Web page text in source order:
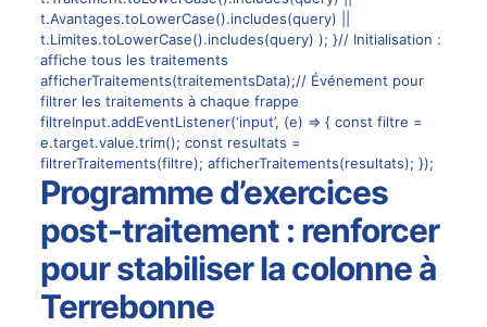
t.Avantages.toLowerCase().includes(query) ||
t.Limites.toLowerCase().includes(query) ); }// Initialisation :
affiche tous les traitements
afficherTraitements(traitementsData);// Événement pour
filtrer les traitements à chaque frappe
filtreInput.addEventListener(‘input’, (e) => { const filtre =
e.target.value.trim(); const resultats =
filtrerTraitements(filtre); afficherTraitements(resultats); });
Programme d’exercices
post-traitement : renforcer
pour stabiliser la colonne à
Terrebonne